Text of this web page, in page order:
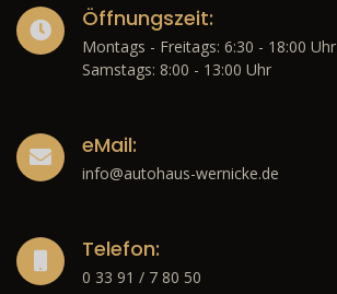
Öffnungszeit:
Montags - Freitags: 6:30 - 18:00 Uhr
Samstags: 8:00 - 13:00 Uhr
eMail:
info@autohaus-wernicke.de
Telefon:
0 33 91 / 7 80 50